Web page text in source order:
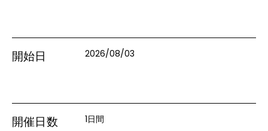
開始日 2026/08/03
開催日数 1日間